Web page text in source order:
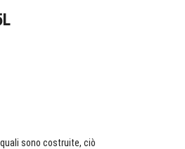
sono costruite, ciò